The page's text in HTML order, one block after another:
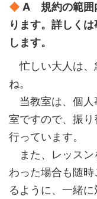
◆ A 規約の範囲
ります。詳しく
します。
忙しい大人は、
ね。
当教室は、個人
室ですので、振
行っています。
また、レッスン
わった場合も随
るように、一緒に